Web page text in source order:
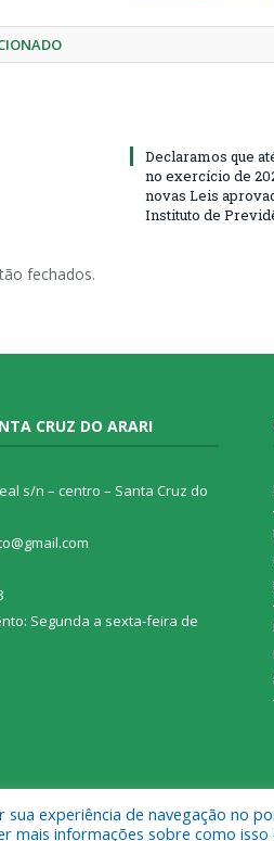
Declaramos que
no exercício de
novas Leis
Instituto de
fechados.
CRUZ DO ARARI
s/n – centro – Santa Cruz do
Segunda a sexta-feira de
ao Instituto de Santa Cruz do
sua experiência de navegação no
mais informações sobre como isso